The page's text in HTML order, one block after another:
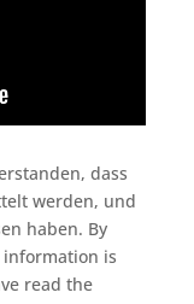
dass
werden, und
haben. By
information is
read the